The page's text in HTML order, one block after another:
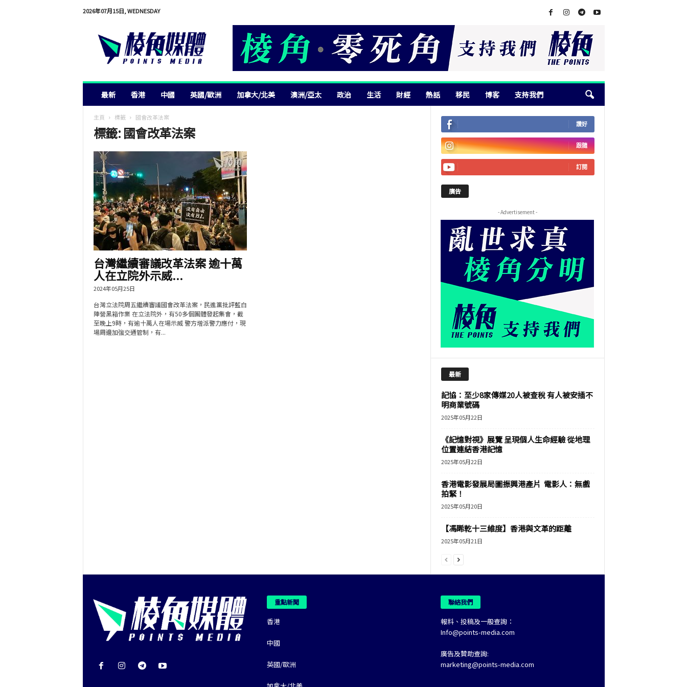
2026年07月15日, WEDNESDAY
最新 香港 中國 英國/歐洲 加拿大/北美 澳洲/亞太 政治 生活 財經 熱話 移民 博客 支持我們
主頁 標籤 國會改革法案
標籤: 國會改革法案
台灣繼續審議改革法案 逾十萬
人在立院外示威...
2024年05月25日
台灣立法院周五繼續審議國會改革法案，民進黨批評藍白
陣營黑箱作業 在立法院外，有50多個團體發起集會，截
至晚上9時，有逾十萬人在場示威 警方增派警力應付，現
場周邊加強交通管制，有...
讚好
跟隨
訂閱
廣告
- Advertisement -
最新
記協：至少8家傳媒20人被查稅 有人被安插不
明商業號碼
2025年05月22日
《記憶對視》展覽 呈現個人生命經驗 從地理
位置連結香港記憶
2025年05月22日
香港電影發展局圖振興港產片 電影人：無戲
拍緊！
2025年05月20日
【馮睎乾十三維度】香港與文革的距離
2025年05月21日
重點新聞
香港
中國
英國/歐洲
聯絡我們
報料、投稿及一般查詢：
Info@points-media.com
廣告及贊助查詢:
marketing@points-media.com